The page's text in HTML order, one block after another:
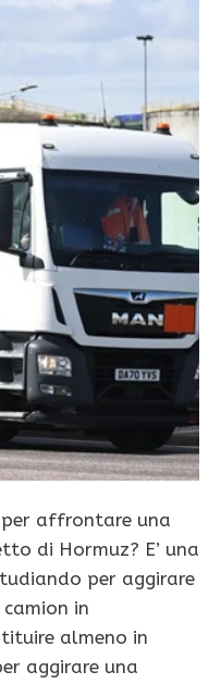
affrontare una
di Hormuz? E’ una
per aggirare
in
almeno in
aggirare una